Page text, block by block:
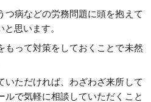
つ病などの労務問題に頭を抱えて
思います。
もって対策をしておくことで未然
いただければ、わざわざ来所して
ルで気軽に相談していただくこと